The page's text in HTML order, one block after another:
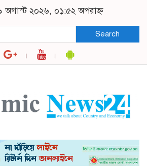
অগাস্ট ২০২৬, ০১:৫২ অপরাহ্ন
Search